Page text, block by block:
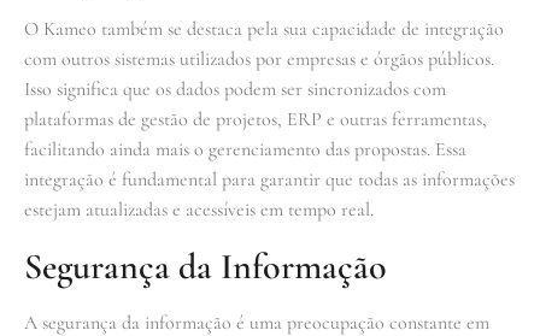
O Kameo também se destaca pela sua capacidade de integração
com outros sistemas utilizados por empresas e órgãos públicos.
Isso significa que os dados podem ser sincronizados com
plataformas de gestão de projetos, ERP e outras ferramentas,
facilitando ainda mais o gerenciamento das propostas. Essa
integração é fundamental para garantir que todas as informações
estejam atualizadas e acessíveis em tempo real.
Segurança da Informação
A segurança da informação é uma preocupação constante em